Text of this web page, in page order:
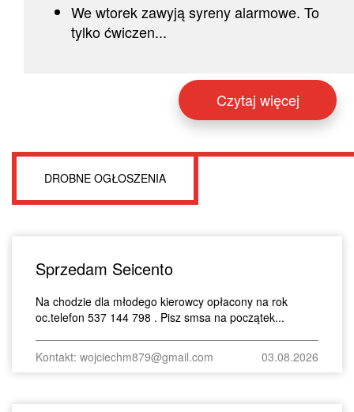
We wtorek zawyją syreny alarmowe. To
tylko ćwiczen...
Czytaj więcej
DROBNE OGŁOSZENIA
Sprzedam Seicento
Na chodzie dla młodego kierowcy opłacony na rok
oc.telefon 537 144 798 . Pisz smsa na początek...
Kontakt: wojciechm879@gmail.com 03.08.2026